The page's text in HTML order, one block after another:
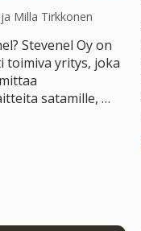
Milla Tirkkonen
Stevenel Oy on
toimiva yritys, joka
satamille, …